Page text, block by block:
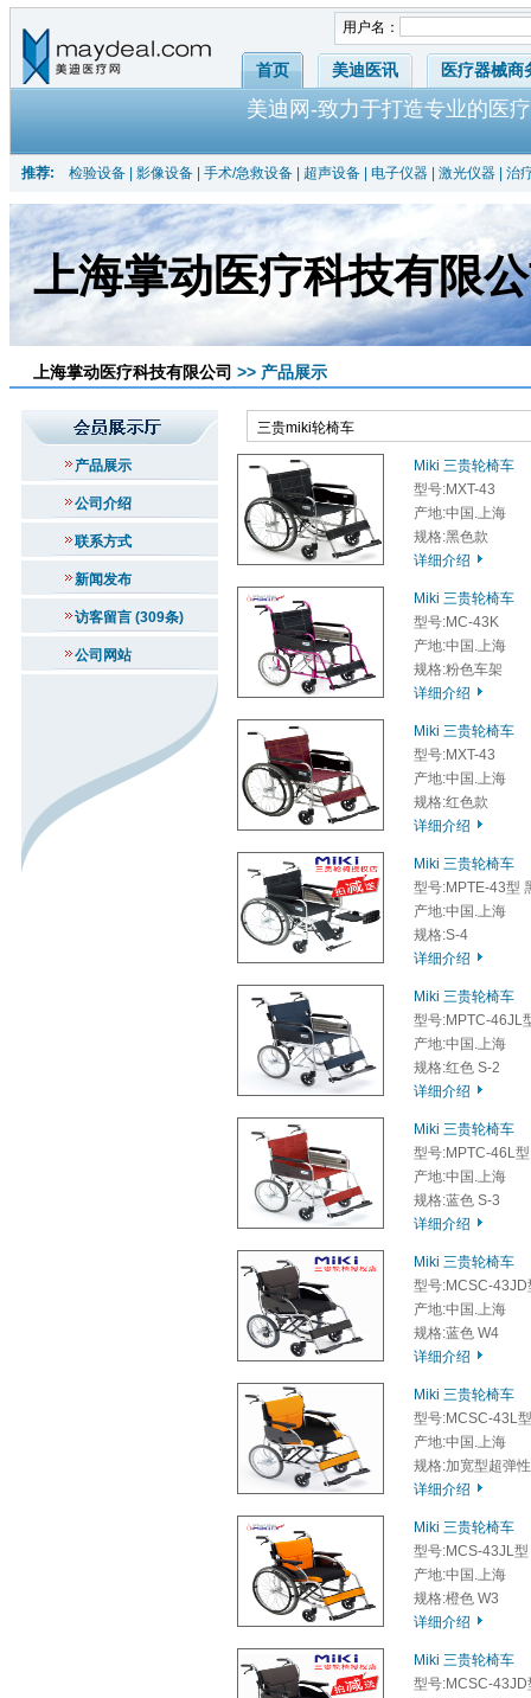
用户名：
首页 美迪医讯 医疗器械商
美迪网-致力于打造专业的医
推荐: 检验设备 影像设备 手术/急救设备 超声设备 电子仪器 激光仪器 治
上海掌动医疗科技有限
上海掌动医疗科技有限公司 >> 产品展示
产品展示
公司介绍
联系方式
新闻发布
访客留言 (309条)
公司网站
Miki 三贵轮椅车
型号:MXT-43
产地:中国.上海
规格:黑色款
详细介绍
Miki 三贵轮椅车
型号:MC-43K
产地:中国.上海
规格:粉色车架
详细介绍
Miki 三贵轮椅车
型号:MXT-43
产地:中国.上海
规格:红色款
详细介绍
Miki 三贵轮椅车
型号:MPTE-43型
产地:中国.上海
规格:S-4
详细介绍
Miki 三贵轮椅车
型号:MPTC-46JL
产地:中国.上海
规格:红色 S-2
详细介绍
Miki 三贵轮椅车
型号:MPTC-46L型
产地:中国.上海
规格:蓝色 S-3
详细介绍
Miki 三贵轮椅车
型号:MCSC-43JD
产地:中国.上海
规格:蓝色 W4
详细介绍
Miki 三贵轮椅车
型号:MCSC-43L型
产地:中国.上海
规格:加宽型超弹
详细介绍
Miki 三贵轮椅车
型号:MCS-43JL型
产地:中国.上海
规格:橙色 W3
详细介绍
Miki 三贵轮椅车
型号:MCSC-43JD